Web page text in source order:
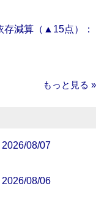
存減算（▲15点）：
もっと見る »
08/07
08/06